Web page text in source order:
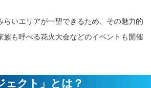
らいエリアが一望できるため、その魅力的
族も呼べる花火大会などのイベントも開催
ェクト」とは？